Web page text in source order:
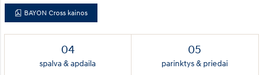
BAYON Cross kainos
spalva & apdaila parinktys & priedai